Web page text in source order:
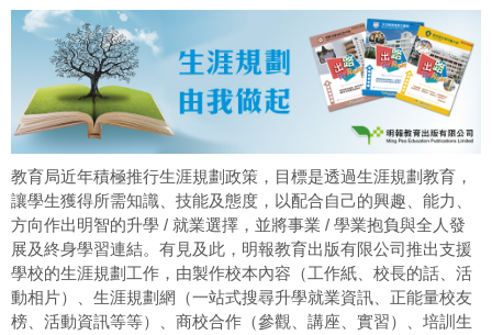
教育局近年積極推行生涯規劃政策，目標是透過生涯規劃教育，
讓學生獲得所需知識、技能及態度，以配合自己的興趣、能力、
方向作出明智的升學 / 就業選擇，並將事業 / 學業抱負與全人發
展及終身學習連結。有見及此，明報教育出版有限公司推出支援
學校的生涯規劃工作，由製作校本內容（工作紙、校長的話、活
動相片）、生涯規劃網（一站式搜尋升學就業資訊、正能量校友
榜、活動資訊等等）、商校合作（參觀、講座、實習）、培訓生